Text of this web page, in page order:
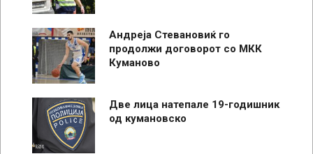
Андреја Стевановиќ го
продолжи договорот со МКК
Куманово
Две лица натепале 19-годишник
од кумановско